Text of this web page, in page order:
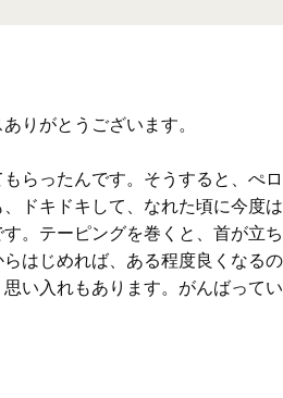
りがとうございます。
らったんです。そうすると、ぺ
ドキドキして、なれた頃に今度
。テーピングを巻くと、首が立
はじめれば、ある程度良くなるの
い入れもあります。がんばって